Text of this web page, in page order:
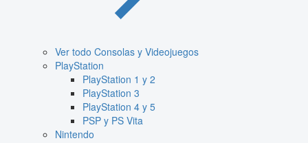
Ver todo Consolas y Videojuegos
PlayStation
PlayStation 1 y 2
PlayStation 3
PlayStation 4 y 5
PSP y PS Vita
Nintendo